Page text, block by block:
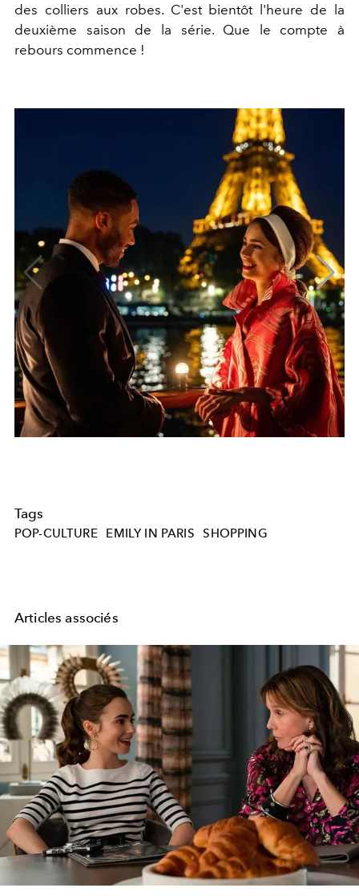
des colliers aux robes. C'est bientôt l'heure de la
deuxième saison de la série. Que le compte à
rebours commence !
Tags
POP-CULTURE EMILY IN PARIS SHOPPING
Articles associés